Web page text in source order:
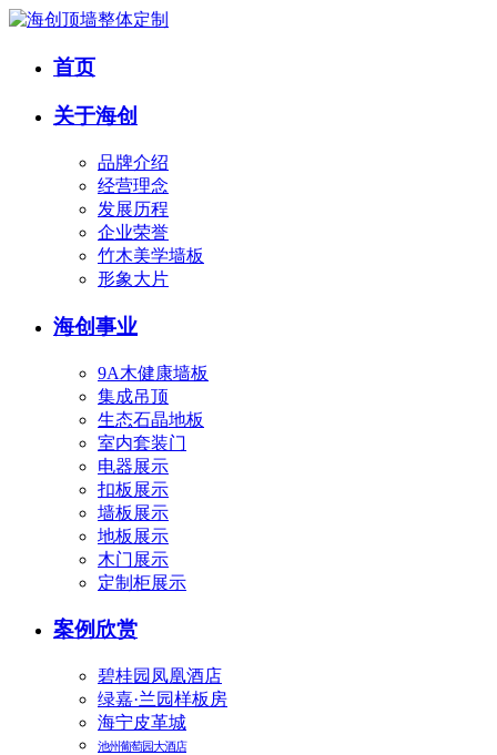
首页
关于海创
品牌介绍
经营理念
发展历程
企业荣誉
竹木美学墙板
形象大片
海创事业
9A木健康墙板
集成吊顶
生态石晶地板
室内套装门
电器展示
扣板展示
墙板展示
地板展示
木门展示
定制柜展示
案例欣赏
碧桂园凤凰酒店
绿嘉·兰园样板房
海宁皮革城
池州葡萄园大酒店